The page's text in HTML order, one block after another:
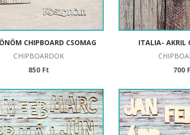
CHIPBOARD CSOMAG
CHIPBOARDOK
850 Ft
ITALIA- AKRIL
700